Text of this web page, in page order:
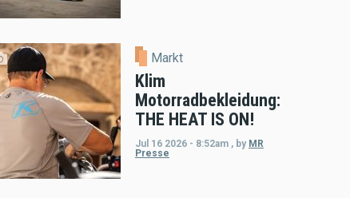
Markt
Klim
Motorradbekleidung:
THE HEAT IS ON!
Jul 16 2026 - 8:52am , by MR
Presse